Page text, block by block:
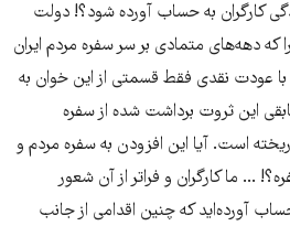
کارگران به حساب آورده شود؟! دولت
دهه‌های متمادی بر سر سفره مردم ایران
عودت نقدی فقط قسمتی از این خوان به
این ثروت برداشت شده از سفره
است. آیا این افزودن به سفره مردم و
... ما کارگران و فرا‌تر از آن شعور
آورده‌اید که چنین اقدامی از جانب